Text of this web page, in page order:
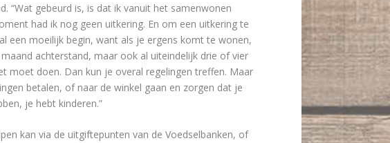
“Wat gebeurd is, is dat ik vanuit het samenwonen
had ik nog geen uitkering. En om een uitkering te
een moeilijk begin, want als je ergens komt te wonen,
achterstand, maar ook al uiteindelijk drie of vier
moet doen. Dan kun je overal regelingen treffen. Maar
betalen, of naar de winkel gaan en zorgen dat je
je hebt kinderen.”
kan via de uitgiftepunten van de Voedselbanken, of